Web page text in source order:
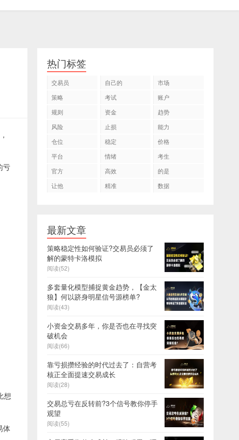
亏
想
体
热门标签
交易员 自己的
市场
策略
考试
账户
规则
资金
趋势
风险
止损
能力
仓位
稳定
价格
平台
情绪
考生
官方
高效
的是
让他
精准 数据
最新文章
策略稳定性如何验证?交易员必须了
解的蒙特卡洛模拟
阅读(52)
多套量化模型捕捉黄金趋势，【金太
狼】何以跻身明星信号源榜单?
阅读(43)
小资金交易多年，你是否也在寻找突
破机会
阅读(66)
靠亏损攒经验的时代过去了：自营考
核正全面提速交易成长
阅读(28)
交易总亏在反转前?3个信号教你停手
观望
阅读(55)